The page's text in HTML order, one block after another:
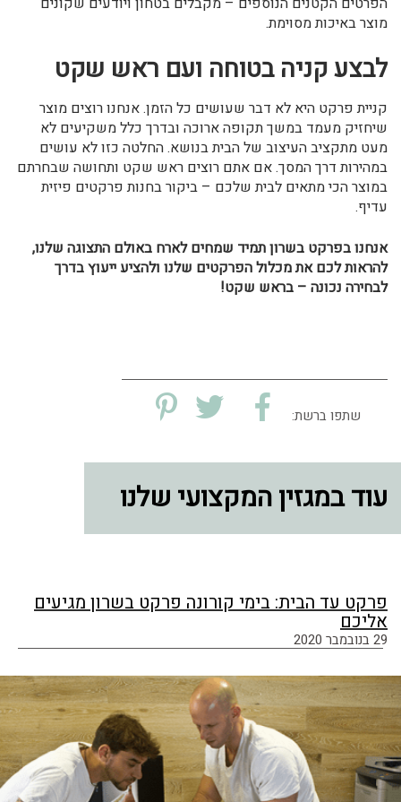
מוצר באיכות מסוימת.
לבצע קניה בטוחה ועם ראש שקט
קניית פרקט היא לא דבר שעושים כל הזמן. אנחנו רוצים מוצר
שיחזיק מעמד במשך תקופה ארוכה ובדרך כלל משקיעים לא
מעט מתקציב העיצוב של הבית בנושא. החלטה כזו לא עושים
במהירות דרך המסך. אם אתם רוצים ראש שקט ותחושה שבחרתם
במוצר הכי מתאים לבית שלכם – ביקור בחנות פרקטים פיזית
עדיף.
אנחנו בפרקט בשרון תמיד שמחים לארח באולם התצוגה שלנו,
להראות לכם את מכלול הפרקטים שלנו ולהציע ייעוץ בדרך
לבחירה נכונה – בראש שקט!
שתפו ברשת:
עוד במגזין המקצועי שלנו
פרקט עד הבית: בימי קורונה פרקט בשרון מגיעים
אליכם
29 בנובמבר 2020